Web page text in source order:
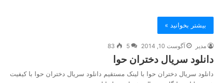
بیشتر بخوانید »
مدیر آگوست 10, 2014 5
83
دانلود سریال دختران حوا
دانلود سریال دختران حوا با لینک مستقیم دانلود سریال دختران حوا با کیفیت